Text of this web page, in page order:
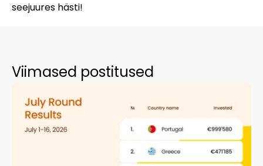
seejuures hästi!
Viimased postitused